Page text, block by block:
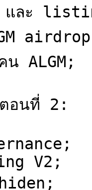
และ
น ALGM;
อนที่ 2:
V2;